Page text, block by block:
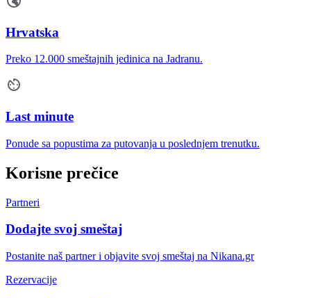
Hrvatska
Preko 12.000 smeštajnih jedinica na Jadranu.
Last minute
Ponude sa popustima za putovanja u poslednjem trenutku.
Korisne prečice
Partneri
Dodajte svoj smeštaj
Postanite naš partner i objavite svoj smeštaj na Nikana.gr
Rezervacije